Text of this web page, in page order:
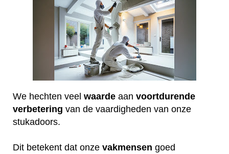
We hechten veel waarde aan voortdurende
verbetering van de vaardigheden van onze
stukadoors.
Dit betekent dat onze vakmensen goed